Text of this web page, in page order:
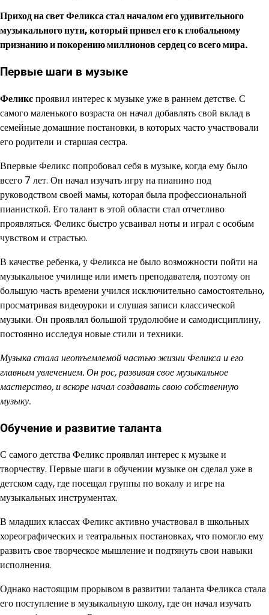
Приход на свет Феликса стал началом его удивительного
музыкального пути, который привел его к глобальному
признанию и покорению миллионов сердец со всего мира.
Первые шаги в музыке
Феликспроявил интерес к музыке уже в раннем детстве. С
самого маленького возраста он начал добавлять свой вклад в
семейные домашние постановки, в которых часто участвовали
его родители и старшая сестра.
Впервые Феликс попробовал себя в музыке, когда ему было
всего 7 лет. Он начал изучать игру на пианино под
руководством своей мамы, которая была профессиональной
пианисткой. Его талант в этой области стал отчетливо
проявляться. Феликс быстро усваивал ноты и играл с особым
чувством и страстью.
В качестве ребенка, у Феликса не было возможности пойти на
музыкальное училище или иметь преподавателя, поэтому он
большую часть времени учился исключительно самостоятельно,
просматривая видеоуроки и слушая записи классической
музыки. Он проявлял большой трудолюбие и самодисциплину,
постоянно исследуя новые стили и техники.
Музыка стала неотъемлемой частью жизни Феликса и его
главным увлечением. Он рос, развивая свое музыкальное
мастерство, и вскоре начал создавать свою собственную
музыку.
Обучение и развитие таланта
С самого детства Феликс проявлял интерес к музыке и
творчеству. Первые шаги в обучении музыке он сделал уже в
детском саду, где посещал группы по вокалу и игре на
музыкальных инструментах.
В младших классах Феликс активно участвовал в школьных
хореографических и театральных постановках, что помогло ему
развить свое творческое мышление и подтянуть свои навыки
исполнения.
Однако настоящим прорывом в развитии таланта Феликса стала
его поступление в музыкальную школу, где он начал изучать